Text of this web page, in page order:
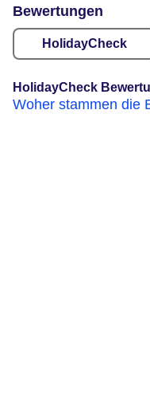
Bewertungen
HolidayCheck
HolidayCheck
Woher stammen die